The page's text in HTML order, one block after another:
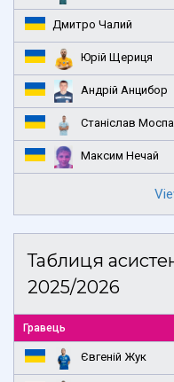
Дмитро Чалий
Юрій Щериця
Андрій Анцибор
Станіслав
Максим Нечай
Таблиця
2025/2026
Гравець
Євгеній Жук